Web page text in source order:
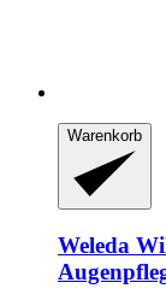
Warenkorb
Weleda